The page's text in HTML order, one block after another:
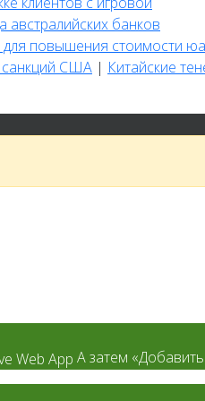
австралийских банков
для повышения стоимости
санкций США | Китайские
А затем